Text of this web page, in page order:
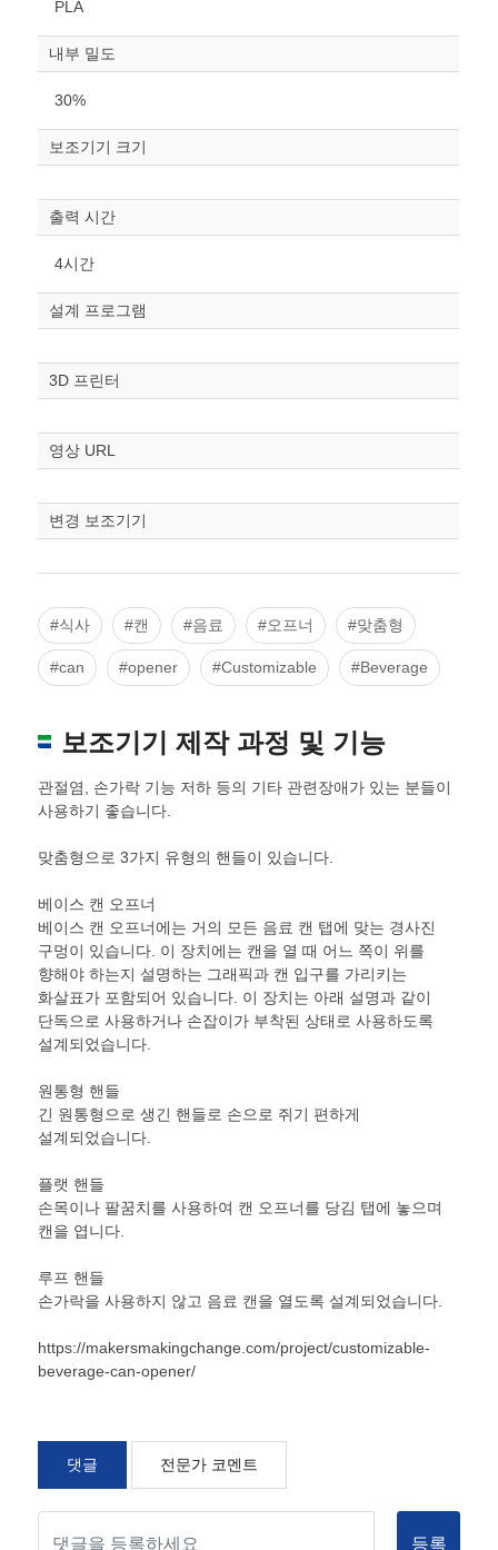
조정“ 버튼을 눌러주세요.
높이
폭
스케일
STL다운로드
PLA
내부 밀도
30%
보조기기 크기
출력 시간
4시간
설계 프로그램
3D 프린터
영상 URL
변경 보조기기
#식사 #캔 #음료 #오프너 #맞춤형
#can #opener #Customizable #Beverage
보조기기 제작 과정 및 기능
관절염, 손가락 기능 저하 등의 기타 관련장애가 있는 분들이
사용하기 좋습니다.
맞춤형으로 3가지 유형의 핸들이 있습니다.
베이스 캔 오프너
베이스 캔 오프너에는 거의 모든 음료 캔 탭에 맞는 경사진
구멍이 있습니다. 이 장치에는 캔을 열 때 어느 쪽이 위를
향해야 하는지 설명하는 그래픽과 캔 입구를 가리키는
화살표가 포함되어 있습니다. 이 장치는 아래 설명과 같이
단독으로 사용하거나 손잡이가 부착된 상태로 사용하도록
설계되었습니다.
원통형 핸들
긴 원통형으로 생긴 핸들로 손으로 쥐기 편하게
설계되었습니다.
플랫 핸들
손목이나 팔꿈치를 사용하여 캔 오프너를 당김 탭에 놓으며
캔을 엽니다.
루프 핸들
손가락을 사용하지 않고 음료 캔을 열도록 설계되었습니다.
https://makersmakingchange.com/project/customizable-
beverage-can-opener/
댓글 전문가 코멘트
등록